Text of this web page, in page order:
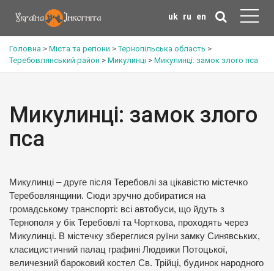
uk ru en
Головна > Міста та регіони >Тернопільська область >
Теребовлянський район > Микулинці > Микулинці: замок злого пса
Микулинці: замок злого
пса
Микулинці – друге після Теребовлі за цікавістю містечко
Теребовлянщини. Сюди зручно добиратися на
громадському транспорті: всі автобуси, що йдуть з
Тернополя у бік Теребовлі та Чорткова, проходять через
Микулинці. В містечку збереглися руїни замку Синявських,
класицистичний палац графині Людвики Потоцької,
величезний бароковий костел Св. Трійці, будинок народного